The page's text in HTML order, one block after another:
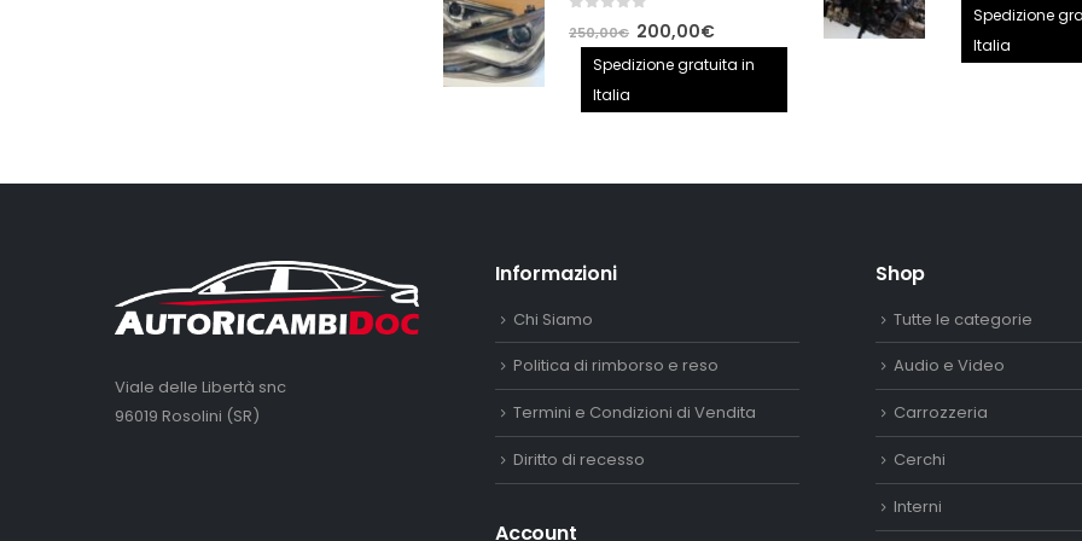
250,00€ Il
prezzo
200,00€Il
prezzo
Spedizione gratuita in
Italia
prezzo
Spedizione
Italia
Viale delle Libertà snc
96019 Rosolini (SR)
Informazioni
Chi Siamo
Politica di rimborso e reso
Termini e Condizioni di Vendita
Diritto di recesso
Account
Shop
Tutte le categorie
Audio e Video
Carrozzeria
Cerchi
Interni